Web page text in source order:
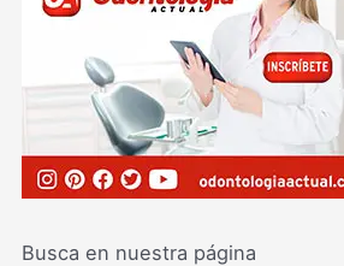
Busca en nuestra página